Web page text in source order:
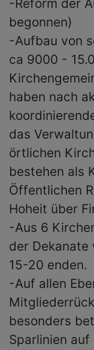
-Reform der
begonnen)
-Aufbau von
ca 9000 -
haben nach
das
örtlichen
bestehen als
Öffentlichen
Hoheit über
-Aus 6
der
15-20 enden.
-Auf allen
besonders
Sparlinien